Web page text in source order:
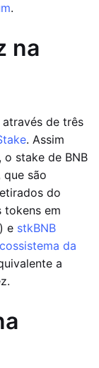
.
na
de três
. Assim
stake de BNB
são
do
tokens em
e stkBNB
da
a